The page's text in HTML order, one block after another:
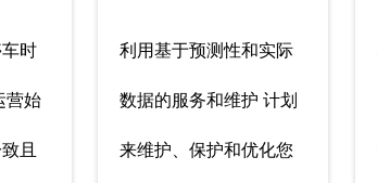
时
营始
且
利用基于预测性和实际
数据的服务和维护 计划
来维护、保护和优化您